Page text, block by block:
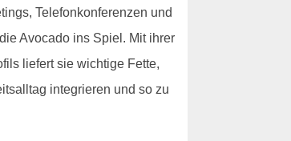
Telefonkonferenzen und
Avocado ins Spiel. Mit ihrer
liefert sie wichtige Fette,
integrieren und so zu